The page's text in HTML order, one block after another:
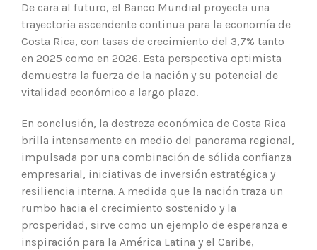
De cara al futuro, el Banco Mundial proyecta una
trayectoria ascendente continua para la economía de
Costa Rica, con tasas de crecimiento del 3,7% tanto
en 2025 como en 2026. Esta perspectiva optimista
demuestra la fuerza de la nación y su potencial de
vitalidad económico a largo plazo.
En conclusión, la destreza económica de Costa Rica
brilla intensamente en medio del panorama regional,
impulsada por una combinación de sólida confianza
empresarial, iniciativas de inversión estratégica y
resiliencia interna. A medida que la nación traza un
rumbo hacia el crecimiento sostenido y la
prosperidad, sirve como un ejemplo de esperanza e
inspiración para la América Latina y el Caribe,